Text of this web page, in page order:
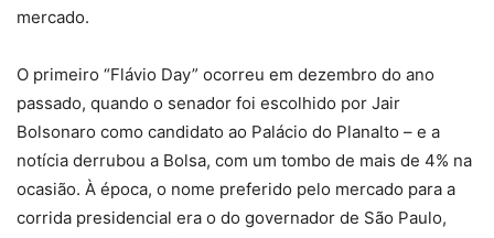
mercado.
O primeiro “Flávio Day” ocorreu em dezembro do ano
passado, quando o senador foi escolhido por Jair
Bolsonaro como candidato ao Palácio do Planalto – e a
notícia derrubou a Bolsa, com um tombo de mais de 4% na
ocasião. À época, o nome preferido pelo mercado para a
corrida presidencial era o do governador de São Paulo,